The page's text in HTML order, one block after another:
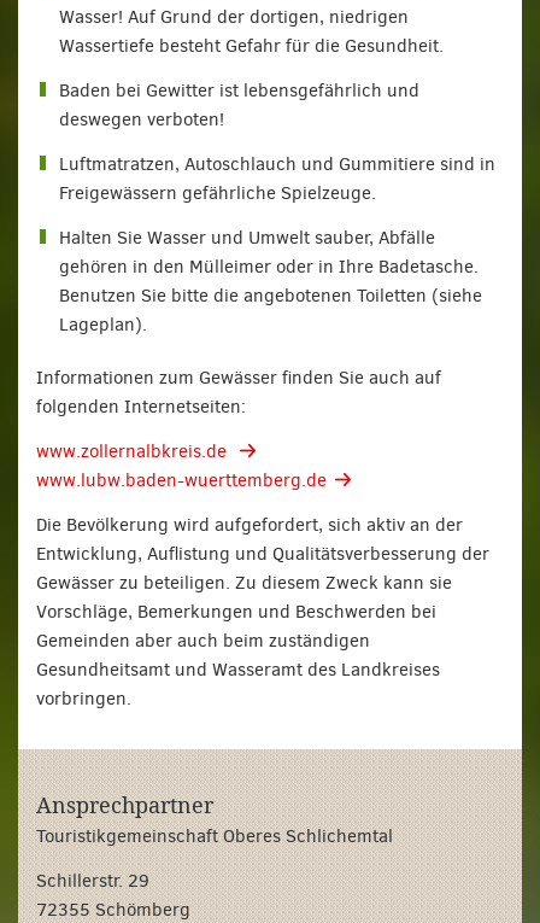
Wasser! Auf Grund der dortigen, niedrigen
Wassertiefe besteht Gefahr für die Gesundheit.
Baden bei Gewitter ist lebensgefährlich und
deswegen verboten!
Luftmatratzen, Autoschlauch und Gummitiere sind in
Freigewässern gefährliche Spielzeuge.
Halten Sie Wasser und Umwelt sauber, Abfälle
gehören in den Mülleimer oder in Ihre Badetasche.
Benutzen Sie bitte die angebotenen Toiletten (siehe
Lageplan).
Informationen zum Gewässer finden Sie auch auf
folgenden Internetseiten:
www.zollernalbkreis.de
www.lubw.baden-wuerttemberg.de
Die Bevölkerung wird aufgefordert, sich aktiv an der
Entwicklung, Auflistung und Qualitätsver­besserung der
Gewässer zu beteiligen. Zu diesem Zweck kann sie
Vorschläge, Bemerkungen und Beschwerden bei
Gemeinden aber auch beim zuständigen
Gesundheitsamt und Wasseramt des Landkreises
vorbringen.
Ansprechpartner
Touristikgemeinschaft Oberes Schlichemtal
Schillerstr. 29
72355 Schömberg